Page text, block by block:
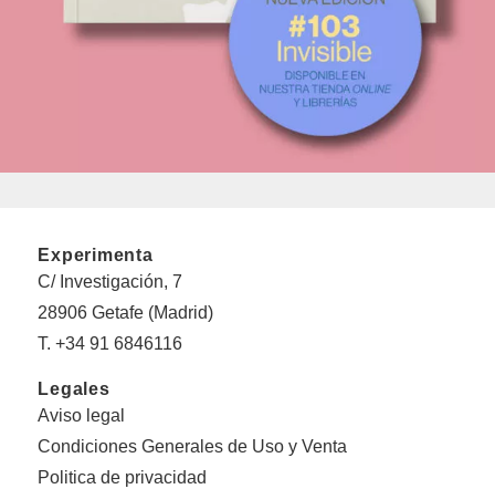
Experimenta
C/ Investigación, 7
28906 Getafe (Madrid)
T. +34 91 6846116
Legales
Aviso legal
Condiciones Generales de Uso y Venta
Politica de privacidad